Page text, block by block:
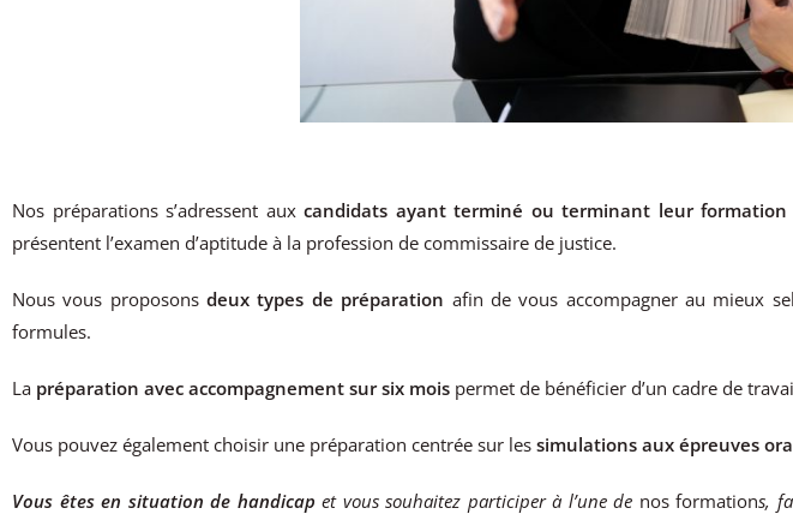
Nos préparations s’adressent auxcandidats ayant terminé ou terminant leur formation
présentent l’examen d’aptitude à la profession de commissaire de justice.
Nous vous proposonsdeux types de préparation afin de vous accompagner au mieux
formules.
La préparation avec accompagnement sur six mois permet de bénéficier d’un cadre de
Vous pouvez également choisir une préparation centrée sur les simulations aux épreuves
Vous êtes en situation de handicap et vous souhaitez participer à l’une de nos formations,